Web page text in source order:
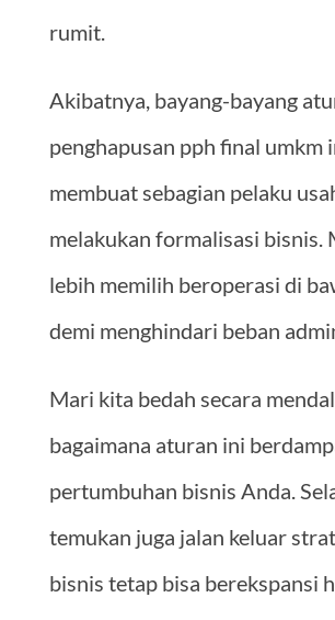
rumit.
Akibatnya, bayang-bayang
penghapusan pph final umkm
membuat sebagian pelaku
melakukan formalisasi bisnis.
lebih memilih beroperasi di
demi menghindari beban
Mari kita bedah secara
bagaimana aturan ini
pertumbuhan bisnis Anda.
temukan juga jalan keluar
bisnis tetap bisa berekspansi